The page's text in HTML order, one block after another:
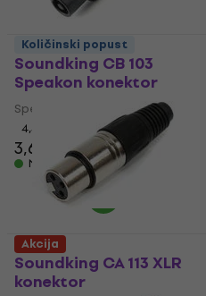
Soundking CB 103
Speakon konektor
Speakon konektor
4,4
3,69 €
Na stanju u skladištu
Količinski popust
Soundking CA 113 XLR
konektor
Akcija